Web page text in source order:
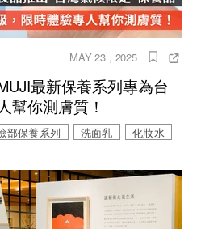
MAY 23 , 2025
最新保養系列專為台
幫你測膚質！
部保養系列 洗面乳 化妝水